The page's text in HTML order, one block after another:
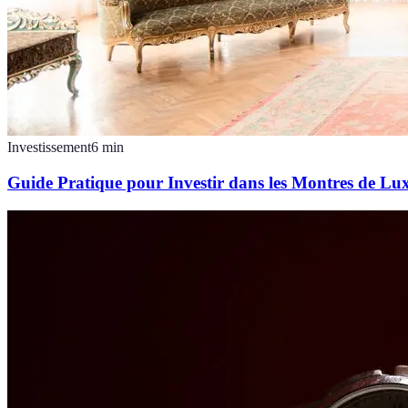
Investissement6 min
Guide Pratique pour Investir dans les Montres de